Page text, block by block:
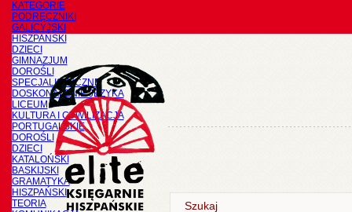
KATEGORIE
PODRĘCZNIKI
GALICYJSKI
HISZPAŃSKI
DZIECI
GIMNAZJUM
DOROŚLI
SPECJALISTYCZNE
DOSKONALENIE JĘZYKA
LICEUM
KULTURA I CYWILIZACJA
PORTUGALSKIE
DOROŚLI
DZIECI
KATALOŃSKI
BASKIJSKI
GRAMATYKA
HISZPAŃSKI
TEORIA